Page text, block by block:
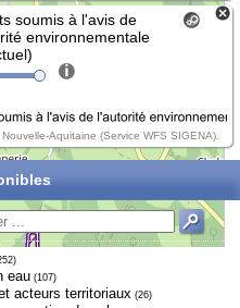
soumis à l'avis de
environnementale
Aquitaine (Service WFS SIGENA).
eau (107)
acteurs territoriaux (26)